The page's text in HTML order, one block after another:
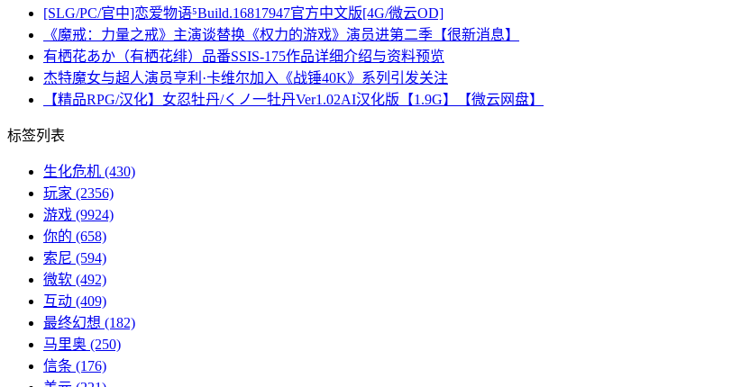
[SLG/PC/官中]恋爱物语⁵Build.16817947官方中文版[4G/微云OD]
《魔戒：力量之戒》主演谈替换《权力的游戏》演员进第二季【很新消息】
有栖花あか（有栖花绯）品番SSIS-175作品详细介绍与资料预览
杰特魔女与超人演员亨利·卡维尔加入《战锤40K》系列引发关注
【精品RPG/汉化】女忍牡丹/くノ一牡丹Ver1.02AI汉化版【1.9G】【微云网盘】
标签列表
生化危机 (430)
玩家 (2356)
游戏 (9924)
你的 (658)
索尼 (594)
微软 (492)
互动 (409)
最终幻想 (182)
马里奥 (250)
信条 (176)